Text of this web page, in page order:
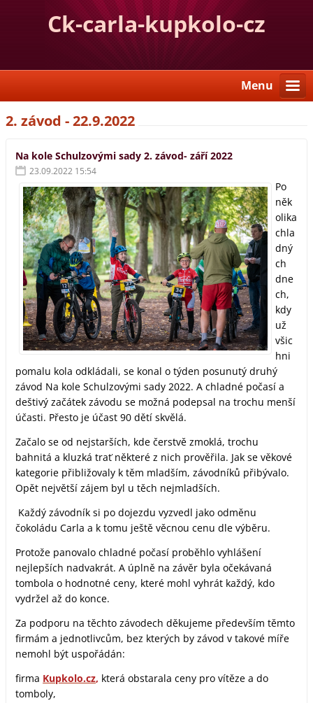
Ck-carla-kupkolo-cz
Menu
2. závod - 22.9.2022
Na kole Schulzovými sady 2. závod- září 2022
23.09.2022 15:54
Po
něk
olika
chla
dný
ch
dne
ch,
kdy
už
všic
hni
pomalu kola odkládali, se konal o týden posunutý druhý
závod Na kole Schulzovými sady 2022. A chladné počasí a
deštivý začátek závodu se možná podepsal na trochu menší
účasti. Přesto je účast 90 dětí skvělá.
Začalo se od nejstarších, kde čerstvě zmoklá, trochu
bahnitá a kluzká trať některé z nich prověřila. Jak se věkové
kategorie přibližovaly k těm mladším, závodníků přibývalo.
Opět největší zájem byl u těch nejmladších.
Každý závodník si po dojezdu vyzvedl jako odměnu
čokoládu Carla a k tomu ještě věcnou cenu dle výběru.
Protože panovalo chladné počasí proběhlo vyhlášení
nejlepších nadvakrát. A úplně na závěr byla očekávaná
tombola o hodnotné ceny, které mohl vyhrát každý, kdo
vydržel až do konce.
Za podporu na těchto závodech děkujeme především těmto
firmám a jednotlivcům, bez kterých by závod v takové míře
nemohl být uspořádán:
firma Kupkolo.cz, která obstarala ceny pro vítěze a do
tomboly,